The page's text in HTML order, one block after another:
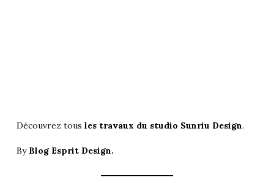
Découvrez tous les travaux du studio Sunriu Design.
By Blog Esprit Design.